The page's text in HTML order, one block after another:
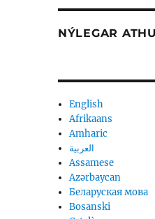
NÝLEGAR
English
Afrikaans
Amharic
العربية
Assamese
Azərbaycan
Беларуская мова
Bosanski